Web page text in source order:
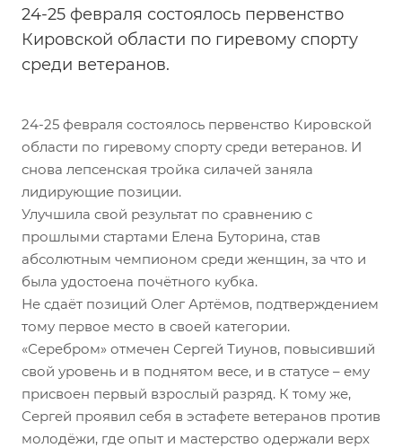
24-25 февраля состоялось первенство
Кировской области по гиревому спорту
среди ветеранов.
24-25 февраля состоялось первенство Кировской
области по гиревому спорту среди ветеранов. И
снова лепсенская тройка силачей заняла
лидирующие позиции.
Улучшила свой результат по сравнению с
прошлыми стартами Елена Буторина, став
абсолютным чемпионом среди женщин, за что и
была удостоена почётного кубка.
Не сдаёт позиций Олег Артёмов, подтверждением
тому первое место в своей категории.
«Серебром» отмечен Сергей Тиунов, повысивший
свой уровень и в поднятом весе, и в статусе – ему
присвоен первый взрослый разряд. К тому же,
Сергей проявил себя в эстафете ветеранов против
молодёжи, где опыт и мастерство одержали верх